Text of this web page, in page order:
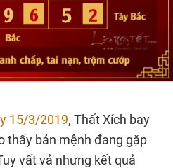
15/3/2019, Thất Xích bay
thấy bản mệnh đang gặp
vất vả nhưng kết quả